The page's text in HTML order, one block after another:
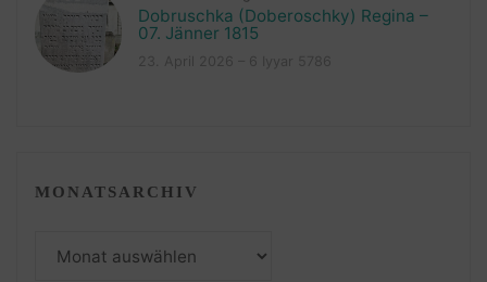
Dobruschka (Doberoschky) Regina –
07. Jänner 1815
MONATSARCHIV